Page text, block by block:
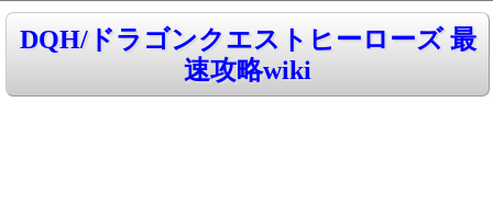
DQH/ドラゴンクエストヒーローズ 最
速攻略wiki